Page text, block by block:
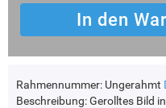
Rahmennummer: Ungerahmt
Beschreibung:Gerolltes Bild